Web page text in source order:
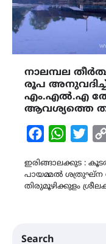
നാലമ്പല
രൂപ അനുവദിച്ച്‌
എം.എൽ.എ
ആവശ്യത്തെ
Facebook
ഇരിങ്ങാലക്കുട :
പായമ്മല്‍ ശത്രുഘ്ന
തിരുമൂഴിക്കുളം
Search